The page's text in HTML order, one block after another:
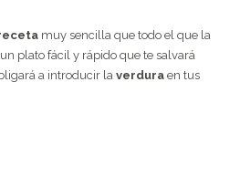
muy sencilla que todo el que la
plato fácil y rápido que te salvará
a introducir la verdura en tus